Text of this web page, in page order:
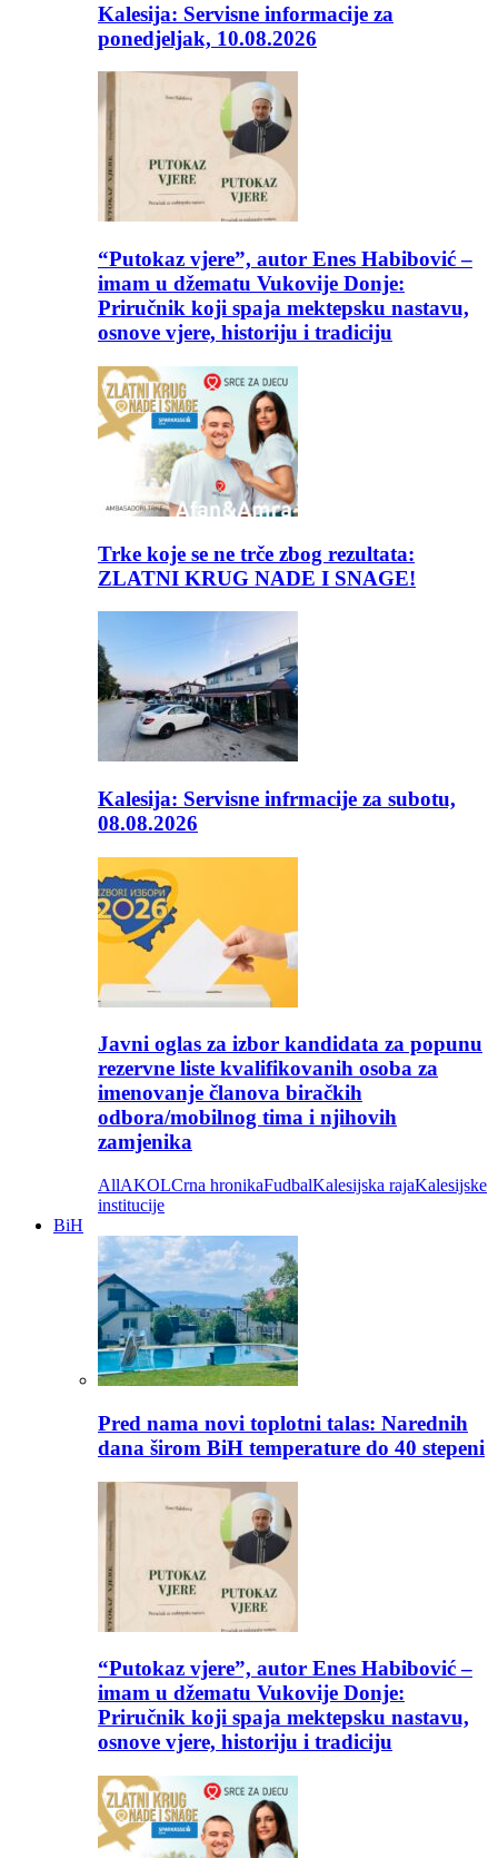
Kalesija: Servisne informacije za
ponedjeljak, 10.08.2026
“Putokaz vjere”, autor Enes Habibović –
imam u džematu Vukovije Donje:
Priručnik koji spaja mektepsku nastavu,
osnove vjere, historiju i tradiciju
Trke koje se ne trče zbog rezultata:
ZLATNI KRUG NADE I SNAGE!
Kalesija: Servisne infrmacije za subotu,
08.08.2026
Javni oglas za izbor kandidata za popunu
rezervne liste kvalifikovanih osoba za
imenovanje članova biračkih
odbora/mobilnog tima i njihovih
zamjenika
AllAKOLCrna hronikaFudbalKalesijska rajaKalesijske
institucije
BiH
Pred nama novi toplotni talas: Narednih
dana širom BiH temperature do 40 stepeni
“Putokaz vjere”, autor Enes Habibović –
imam u džematu Vukovije Donje:
Priručnik koji spaja mektepsku nastavu,
osnove vjere, historiju i tradiciju